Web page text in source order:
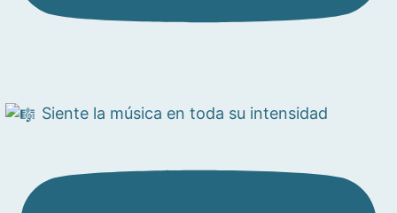
Siente la música en toda su intensidad